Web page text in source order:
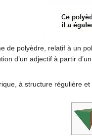
de polyèdre, relatif à un
d’un adjectif à partir
à structure régulière